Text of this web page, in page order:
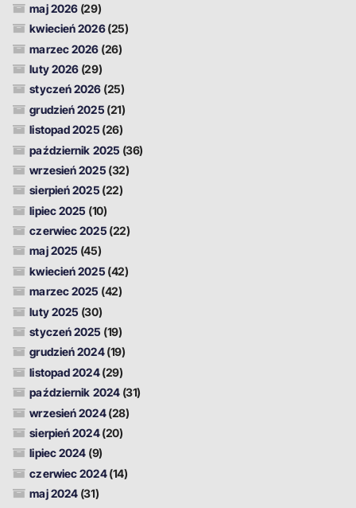
maj 2026 (29)
kwiecień 2026(25)
marzec 2026 (26)
luty 2026 (29)
styczeń 2026 (25)
grudzień 2025 (21)
listopad 2025 (26)
październik 2025 (36)
wrzesień 2025 (32)
sierpień 2025 (22)
lipiec 2025 (10)
czerwiec 2025 (22)
maj 2025 (45)
kwiecień 2025 (42)
marzec 2025 (42)
luty 2025 (30)
styczeń 2025 (19)
grudzień 2024(19)
listopad 2024(29)
październik 2024(31)
wrzesień 2024(28)
sierpień 2024(20)
lipiec 2024 (9)
czerwiec 2024(14)
maj 2024 (31)